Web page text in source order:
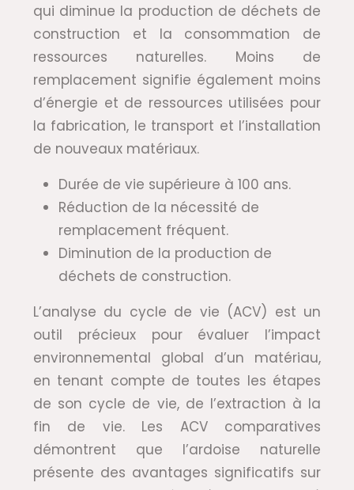
qui diminue la production de déchets de
construction et la consommation de
ressources naturelles. Moins de
remplacement signifie également moins
d’énergie et de ressources utilisées pour
la fabrication, le transport et l’installation
de nouveaux matériaux.
Durée de vie supérieure à 100 ans.
Réduction de la nécessité de
remplacement fréquent.
Diminution de la production de
déchets de construction.
L’analyse du cycle de vie (ACV) est un
outil précieux pour évaluer l’impact
environnemental global d’un matériau,
en tenant compte de toutes les étapes
de son cycle de vie, de l’extraction à la
fin de vie. Les ACV comparatives
démontrent que l’ardoise naturelle
présente des avantages significatifs sur